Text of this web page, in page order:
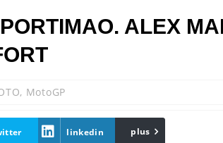
ALEX
, MotoGP
linkedin Email
plus